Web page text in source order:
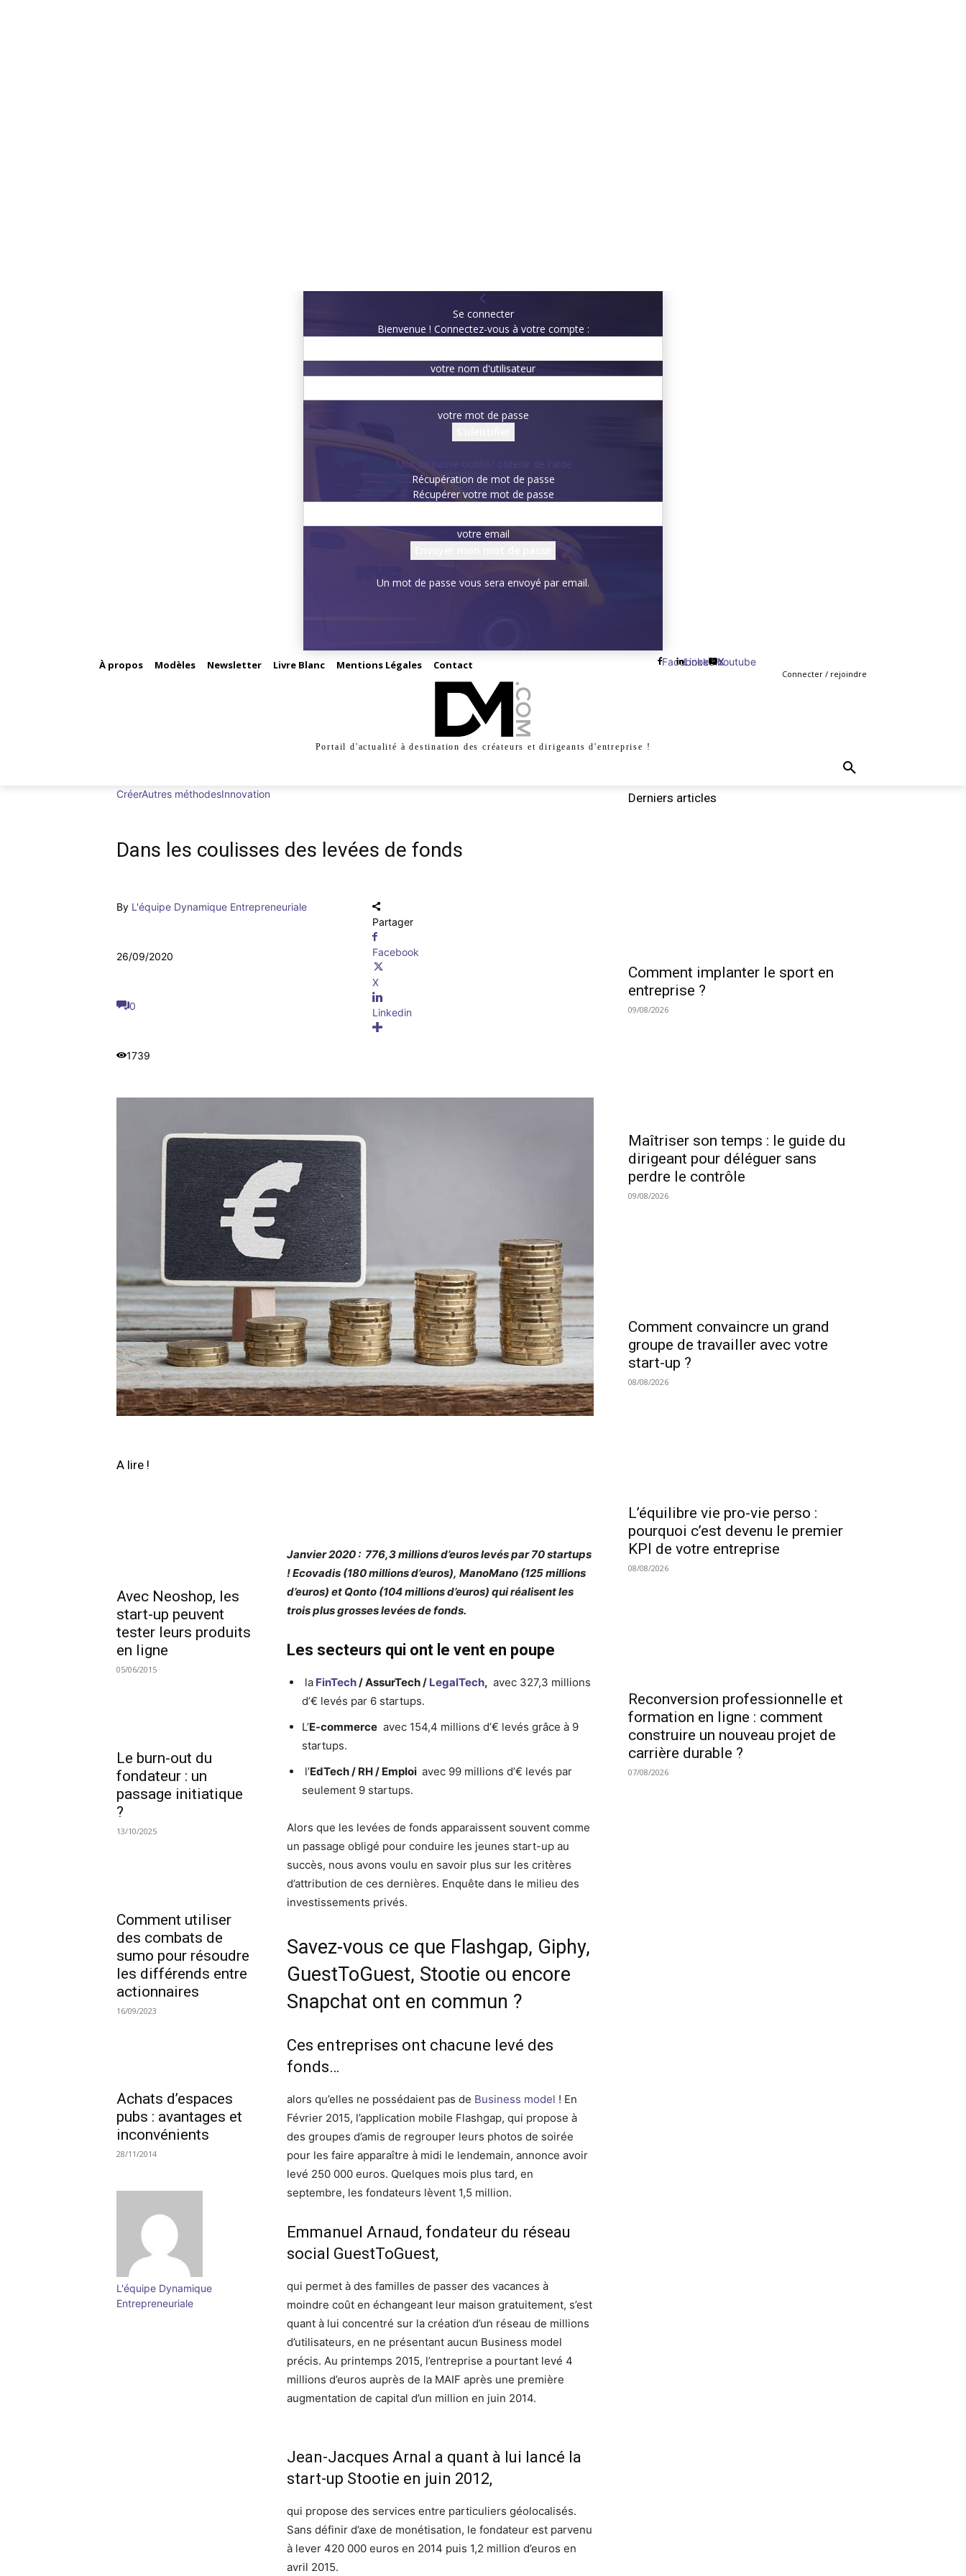
Se connecter
Bienvenue ! Connectez-vous à votre compte :
votre nom d'utilisateur
votre mot de passe
Mot de passe oublié? obtenir de l'aide
Récupération de mot de passe
Récupérer votre mot de passe
votre email
Un mot de passe vous sera envoyé par email.
À propos Modèles Newsletter Livre Blanc Mentions Légales Contact Facebook
Linkedin
X
Youtube
Connecter / rejoindre
Portail d'actualité à destination des créateurs et dirigeants d'entreprise !
CréerAutres méthodesInnovation
Dans les coulisses des levées de fonds
By L'équipe Dynamique Entrepreneuriale
26/09/2020
0
1739
Partager
Facebook
X
Linkedin
A lire !
Avec Neoshop, les
start-up peuvent
tester leurs produits
en ligne
05/06/2015
Le burn-out du
fondateur : un
passage initiatique
?
13/10/2025
Comment utiliser
des combats de
sumo pour résoudre
les différends entre
actionnaires
16/09/2023
Achats d’espaces
pubs : avantages et
inconvénients
28/11/2014
L'équipe Dynamique
Entrepreneuriale
Janvier 2020 : 776,3 millions d’euros levés par 70 startups
! Ecovadis (180 millions d’euros), ManoMano (125 millions
d’euros) et Qonto (104 millions d’euros) qui réalisent les
trois plus grosses levées de fonds.
Les secteurs qui ont le vent en poupe
la FinTech / AssurTech / LegalTech, avec 327,3 millions
d’€ levés par 6 startups.
L’E-commerce avec 154,4 millions d’€ levés grâce à 9
startups.
l’EdTech / RH / Emploi avec 99 millions d’€ levés par
seulement 9 startups.
Alors que les levées de fonds apparaissent souvent comme
un passage obligé pour conduire les jeunes start-up au
succès, nous avons voulu en savoir plus sur les critères
d’attribution de ces dernières. Enquête dans le milieu des
investissements privés.
Savez-vous ce que Flashgap, Giphy,
GuestToGuest, Stootie ou encore
Snapchat ont en commun ?
Ces entreprises ont chacune levé des
fonds…
alors qu’elles ne possédaient pas de Business model ! En
Février 2015, l’application mobile Flashgap, qui propose à
des groupes d’amis de regrouper leurs photos de soirée
pour les faire apparaître à midi le lendemain, annonce avoir
levé 250 000 euros. Quelques mois plus tard, en
septembre, les fondateurs lèvent 1,5 million.
Emmanuel Arnaud, fondateur du réseau
social GuestToGuest,
qui permet à des familles de passer des vacances à
moindre coût en échangeant leur maison gratuitement, s’est
quant à lui concentré sur la création d’un réseau de millions
d’utilisateurs, en ne présentant aucun Business model
précis. Au printemps 2015, l’entreprise a pourtant levé 4
millions d’euros auprès de la MAIF après une première
augmentation de capital d’un million en juin 2014.
Jean-Jacques Arnal a quant à lui lancé la
start-up Stootie en juin 2012,
qui propose des services entre particuliers géolocalisés.
Sans définir d’axe de monétisation, le fondateur est parvenu
à lever 420 000 euros en 2014 puis 1,2 million d’euros en
avril 2015.
Derniers articles
Comment implanter le sport en
entreprise ?
09/08/2026
Maîtriser son temps : le guide du
dirigeant pour déléguer sans
perdre le contrôle
09/08/2026
Comment convaincre un grand
groupe de travailler avec votre
start-up ?
08/08/2026
L’équilibre vie pro-vie perso :
pourquoi c’est devenu le premier
KPI de votre entreprise
08/08/2026
Reconversion professionnelle et
formation en ligne : comment
construire un nouveau projet de
carrière durable ?
07/08/2026